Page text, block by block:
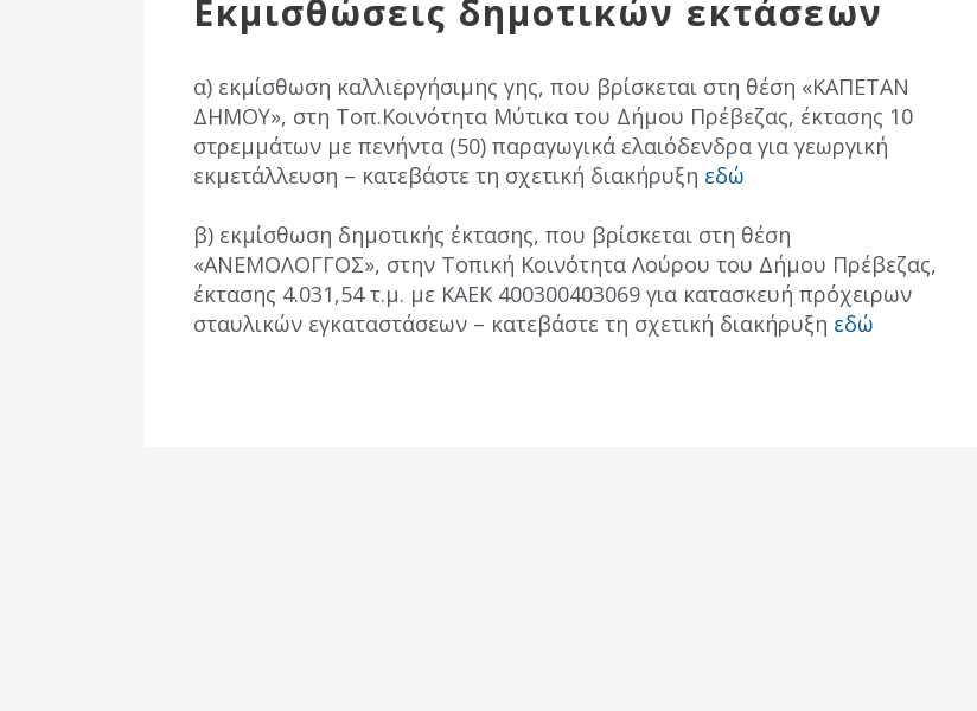
Επιτροπή
Ενότητες
περιβάλλον
αστυνομία
Γραφείο εσόδων
Εκμισθώσεις δημοτικών εκτάσεων
α) εκμίσθωση καλλιεργήσιμης γης, που βρίσκεται στη θέση «ΚΑΠΕΤΑΝ
ΔΗΜΟΥ», στη Τοπ.Κοινότητα Μύτικα του Δήμου Πρέβεζας, έκτασης 10
στρεμμάτων με πενήντα (50) παραγωγικά ελαιόδενδρα για γεωργική
εκμετάλλευση – κατεβάστε τη σχετική διακήρυξη εδώ
β) εκμίσθωση δημοτικής έκτασης, που βρίσκεται στη θέση
«ΑΝΕΜΟΛΟΓΓΟΣ», στην Τοπική Κοινότητα Λούρου του Δήμου Πρέβεζας,
έκτασης 4.031,54 τ.μ. με ΚΑΕΚ 400300403069 για κατασκευή πρόχειρων
σταυλικών εγκαταστάσεων – κατεβάστε τη σχετική διακήρυξη εδώ